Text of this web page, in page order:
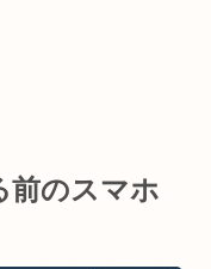
前のスマホ